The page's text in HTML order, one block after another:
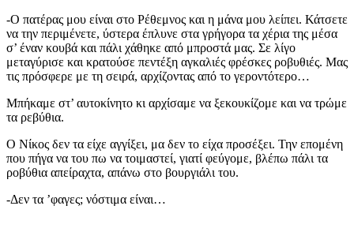
-Ο πατέρας μου είναι στο Ρέθεμνος και η μάνα μου λείπει. Κάτσετε
να την περιμένετε, ύστερα έπλυνε στα γρήγορα τα χέρια της μέσα
σ’ έναν κουβά και πάλι χάθηκε από μπροστά μας. Σε λίγο
μεταγύρισε και κρατούσε πεντέξη αγκαλιές φρέσκες ροβυθιές. Μας
τις πρόσφερε με τη σειρά, αρχίζοντας από το γεροντότερο…
Μπήκαμε στ’ αυτοκίνητο κι αρχίσαμε να ξεκουκίζομε και να τρώμε
τα ρεβύθια.
Ο Νίκος δεν τα είχε αγγίξει, μα δεν το είχα προσέξει. Την επομένη
που πήγα να του πω να τοιμαστεί, γιατί φεύγομε, βλέπω πάλι τα
ροβύθια απείραχτα, απάνω στο βουργιάλι του.
-Δεν τα ’φαγες; νόστιμα είναι…